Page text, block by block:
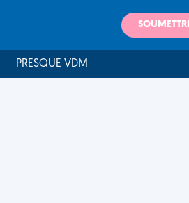
PRESQUE VDM